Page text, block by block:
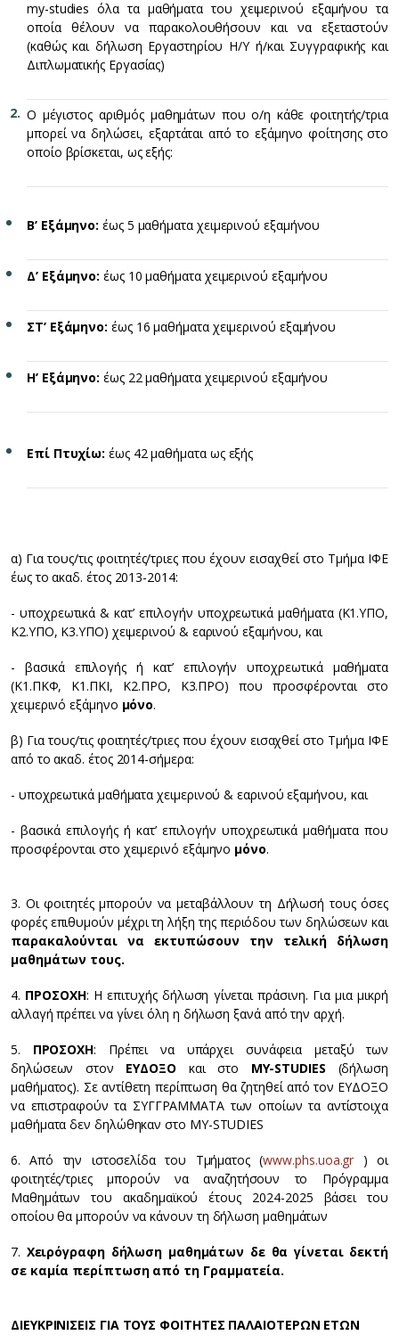
my-studies όλα τα μαθήματα του χειμερινού εξαμήνου τα
οποία θέλουν να παρακολουθήσουν και να εξεταστούν
(καθώς και δήλωση Εργαστηρίου Η/Υ ή/και Συγγραφικής και
Διπλωματικής Εργασίας)
Ο μέγιστος αριθμός μαθημάτων που ο/η κάθε φοιτητής/τρια
μπορεί να δηλώσει, εξαρτάται από το εξάμηνο φοίτησης στο
οποίο βρίσκεται, ως εξής:
Β’ Εξάμηνο:έως 5 μαθήματα χειμερινού εξαμήνου
Δ’ Εξάμηνο:έως 10 μαθήματα χειμερινού εξαμήνου
ΣΤ’ Εξάμηνο: έως 16 μαθήματα χειμερινού εξαμήνου
Η’ Εξάμηνο:έως 22 μαθήματα χειμερινού εξαμήνου
Επί Πτυχίω:έως 42 μαθήματα ως εξής
α) Για τους/τις φοιτητές/τριες που έχουν εισαχθεί στο Τμήμα ΙΦΕ
έως το ακαδ. έτος 2013-2014:
- υποχρεωτικά & κατ’ επιλογήν υποχρεωτικά μαθήματα (Κ1.ΥΠΟ,
Κ2.ΥΠΟ, Κ3.ΥΠΟ) χειμερινού & εαρινού εξαμήνου, και
- βασικά επιλογής ή κατ’ επιλογήν υποχρεωτικά μαθήματα
(Κ1.ΠΚΦ, Κ1.ΠΚΙ, Κ2.ΠΡΟ, Κ3.ΠΡΟ) που προσφέρονται στο
χειμερινό εξάμηνο μόνο.
β) Για τους/τις φοιτητές/τριες που έχουν εισαχθεί στο Τμήμα ΙΦΕ
από το ακαδ. έτος 2014-σήμερα:
- υποχρεωτικά μαθήματα χειμερινού & εαρινού εξαμήνου, και
- βασικά επιλογής ή κατ’ επιλογήν υποχρεωτικά μαθήματα που
προσφέρονται στο χειμερινό εξάμηνο μόνο.
3. Οι φοιτητές μπορούν να μεταβάλλουν τη Δήλωσή τους όσες
φορές επιθυμούν μέχρι τη λήξη της περιόδου των δηλώσεων και
παρακαλούνται να εκτυπώσουν την τελική δήλωση
μαθημάτων τους.
4. ΠΡΟΣΟΧΗ: Η επιτυχής δήλωση γίνεται πράσινη. Για μια μικρή
αλλαγή πρέπει να γίνει όλη η δήλωση ξανά από την αρχή.
5. ΠΡΟΣΟΧΗ: Πρέπει να υπάρχει συνάφεια μεταξύ των
δηλώσεων στον ΕΥΔΟΞΟ και στο MY-STUDIES (δήλωση
μαθήματος). Σε αντίθετη περίπτωση θα ζητηθεί από τον ΕΥΔΟΞΟ
να επιστραφούν τα ΣΥΓΓΡΑΜΜΑΤΑ των οποίων τα αντίστοιχα
μαθήματα δεν δηλώθηκαν στο MY-STUDIES
6. Από την ιστοσελίδα του Τμήματος (www.phs.uoa.gr ) οι
φοιτητές/τριες μπορούν να αναζητήσουν το Πρόγραμμα
Μαθημάτων του ακαδημαϊκού έτους 2024-2025 βάσει του
οποίου θα μπορούν να κάνουν τη δήλωση μαθημάτων
7. Χειρόγραφη δήλωση μαθημάτων δε θα γίνεται δεκτή
σε καμία περίπτωση από τη Γραμματεία.
ΔΙΕΥΚΡΙΝΙΣΕΙΣ ΓΙΑ ΤΟΥΣ ΦΟΙΤΗΤΕΣ ΠΑΛΑΙΟΤΕΡΩΝ ΕΤΩΝ